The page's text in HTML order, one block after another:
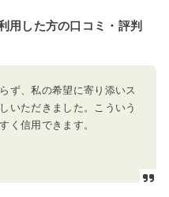
用した方の口コミ・評判
ず、私の希望に寄り添いス
いただきました。こういう
く信用できます。